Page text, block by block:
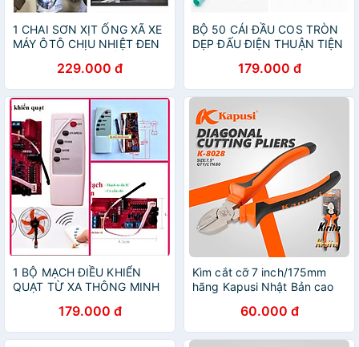
1 CHAI SƠN XỊT ỐNG XÃ XE
MÁY ÔTÔ CHỊU NHIỆT ĐEN
229.000 đ
BỘ 50 CÁI ĐẦU COS TRÒN
DẸP ĐẤU ĐIỆN THUẬN TIỆN
179.000 đ
1 BỘ MẠCH ĐIỀU KHIỂN
QUẠT TỪ XA THÔNG MINH
179.000 đ
Kìm cắt cỡ 7 inch/175mm
hãng Kapusi Nhật Bản cao
60.000 đ